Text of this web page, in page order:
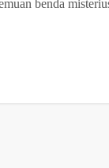
benda